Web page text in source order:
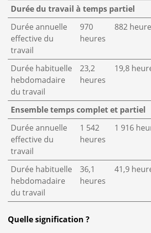
Durée du travail à temps partiel
Durée annuelle
effective du
travail
970
heures
882
Durée habituelle
hebdomadaire
du travail
23,2
heures
19,8
Ensemble temps complet et partiel
Durée annuelle
effective du
travail
1 542
heures
1 916
Durée habituelle
hebdomadaire
du travail
36,1
heures
41,9
Quelle signification ?